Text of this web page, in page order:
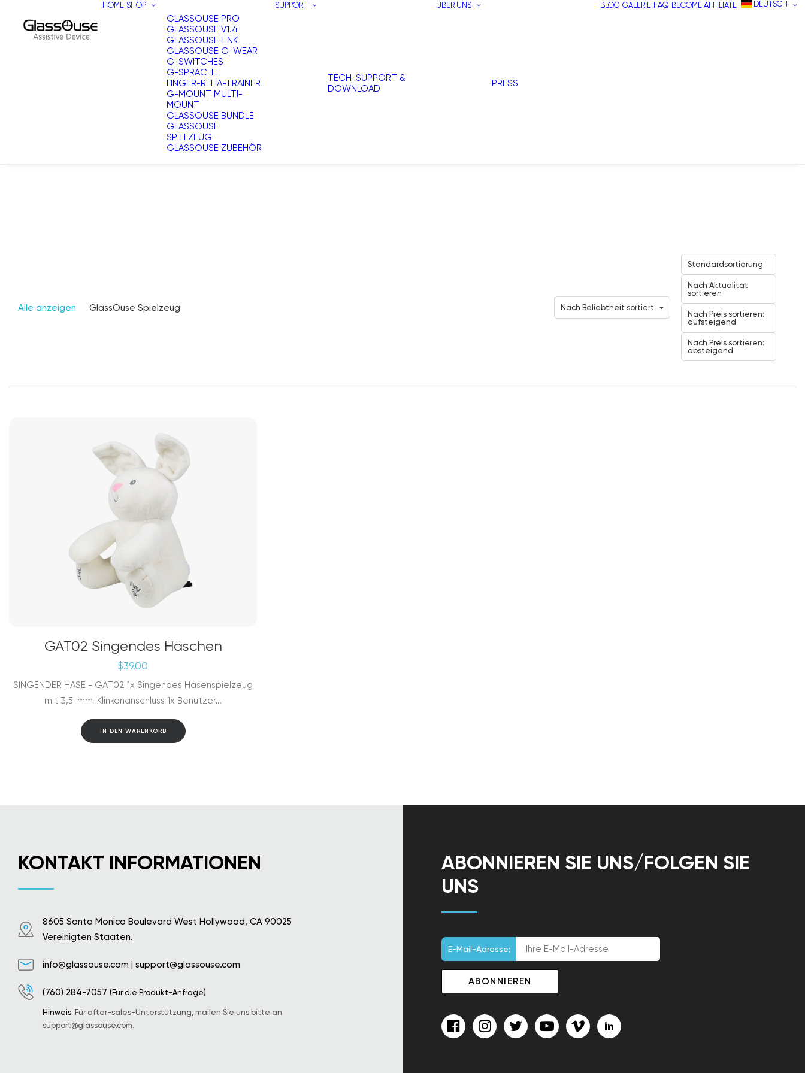
HOME SHOP
GLASSOUSE PRO
GLASSOUSE V1.4
GLASSOUSE LINK
GLASSOUSE G-WEAR
G-SWITCHES
G-SPRACHE
FINGER-REHA-TRAINER
G-MOUNT MULTI-
MOUNT
GLASSOUSE BUNDLE
GLASSOUSE
SPIELZEUG
GLASSOUSE ZUBEHÖR
SUPPORT
TECH-SUPPORT &
DOWNLOAD
ÜBER UNS
PRESS
BLOG GALERIE FAQ BECOME AFFILIATE DEUTSCH
Alle anzeigen GlassOuse Spielzeug Nach Beliebtheit sortiert
Standardsortierung
Nach Aktualität
sortieren
Nach Preis sortieren:
aufsteigend
Nach Preis sortieren:
absteigend
GAT02 Singendes Häschen
$39.00
SINGENDER HASE - GAT02 1x Singendes Hasenspielzeug
mit 3,5-mm-Klinkenanschluss 1x Benutzer…
IN DEN WARENKORB
KONTAKT INFORMATIONEN
8605 Santa Monica Boulevard West Hollywood, CA 90025
Vereinigten Staaten.
info@glassouse.com | support@glassouse.com
(760) 284-7057 (Für die Produkt-Anfrage)
Hinweis: Für after-sales-Unterstützung, mailen Sie uns bitte an
support@glassouse.com.
ABONNIEREN SIE UNS/FOLGEN SIE
UNS
E-Mail-Adresse: